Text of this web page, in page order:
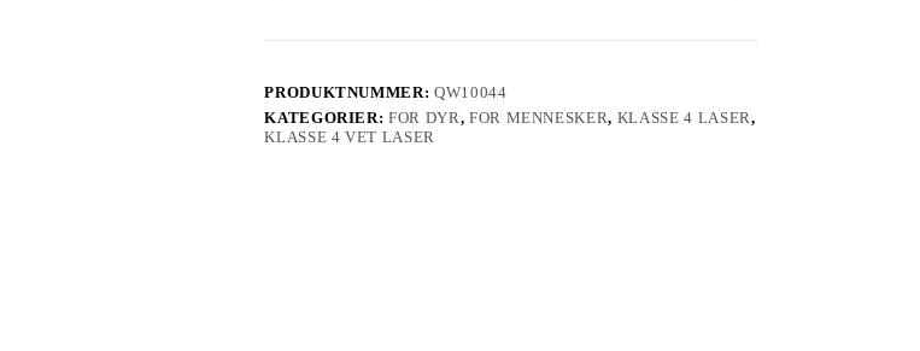
åpent
antall
PRODUKTNUMMER: QW10044
KATEGORIER:FOR DYR, FOR MENNESKER, KLASSE 4 LASER,
KLASSE 4 VET LASER